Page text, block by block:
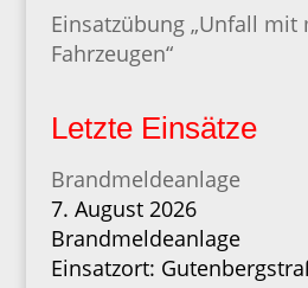
Einsatzübung „Unfall mit
Fahrzeugen“
Letzte Einsätze
Brandmeldeanlage
7. August 2026
Brandmeldeanlage
Einsatzort: